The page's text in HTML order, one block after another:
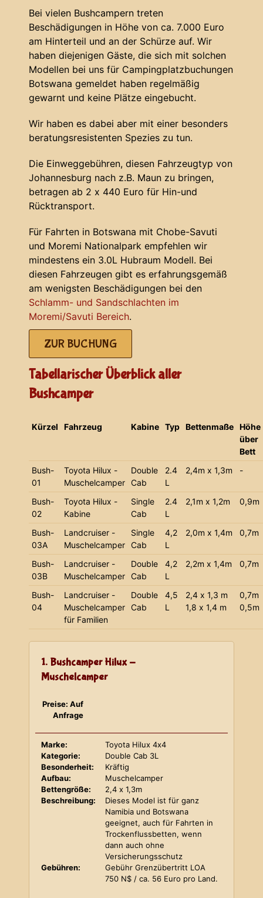
Bei vielen Bushcampern treten
Beschädigungen in Höhe von ca. 7.000 Euro
am Hinterteil und an der Schürze auf. Wir
haben diejenigen Gäste, die sich mit solchen
Modellen bei uns für Campingplatzbuchungen
Botswana gemeldet haben regelmäßig
gewarnt und keine Plätze eingebucht.
Wir haben es dabei aber mit einer besonders
beratungsresistenten Spezies zu tun.
Die Einweggebühren, diesen Fahrzeugtyp von
Johannesburg nach z.B. Maun zu bringen,
betragen ab 2 x 440 Euro für Hin-und
Rücktransport.
Für Fahrten in Botswana mit Chobe-Savuti
und Moremi Nationalpark empfehlen wir
mindestens ein 3.0L Hubraum Modell. Bei
diesen Fahrzeugen gibt es erfahrungsgemäß
am wenigsten Beschädigungen bei den
Schlamm- und Sandschlachten im
Moremi/Savuti Bereich.
ZUR BUCHUNG
Tabellarischer Überblick aller
Bushcamper
Kürzel Fahrzeug Kabine Typ Bettenmaße Höhe
über
Bett
Bush-
01
Toyota Hilux -
Muschelcamper
Double
Cab
2.4
L
2,4m x 1,3m -
Bush-
02
Toyota Hilux -
Kabine
Single
Cab
2.4
L
2,1m x 1,2m 0,9m
Bush-
03A
Landcruiser -
Muschelcamper
Single
Cab
4,2
L
2,0m x 1,4m 0,7m
Bush-
03B
Landcruiser -
Muschelcamper
Double
Cab
4,2
L
2,2m x 1,4m 0,7m
Bush-
04
Landcruiser -
Muschelcamper
für Familien
Double
Cab
4,5
L
2,4 x 1,3 m
1,8 x 1,4 m
0,7m
0,5m
1. Bushcamper Hilux -
Muschelcamper
Preise: Auf
Anfrage
Marke:
Toyota Hilux 4x4
Kategorie:
Double Cab 3L
Besonderheit:
Kräftig
Aufbau:
Muschelcamper
Bettengröße:
2,4 x 1,3m
Beschreibung:
Dieses Model ist für ganz
Namibia und Botswana
geeignet, auch für Fahrten in
Trockenflussbetten, wenn
dann auch ohne
Versicherungsschutz
Gebühren:
Gebühr Grenzübertritt LOA
750 N$ / ca. 56 Euro pro Land.